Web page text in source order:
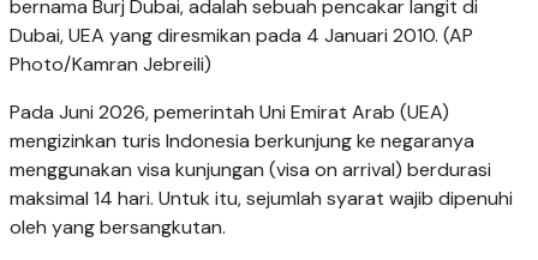
bernama Burj Dubai, adalah sebuah pencakar langit di
Dubai, UEA yang diresmikan pada 4 Januari 2010. (AP
Photo/Kamran Jebreili)
Pada Juni 2026, pemerintah Uni Emirat Arab (UEA)
mengizinkan turis Indonesia berkunjung ke negaranya
menggunakan visa kunjungan (visa on arrival) berdurasi
maksimal 14 hari. Untuk itu, sejumlah syarat wajib dipenuhi
oleh yang bersangkutan.